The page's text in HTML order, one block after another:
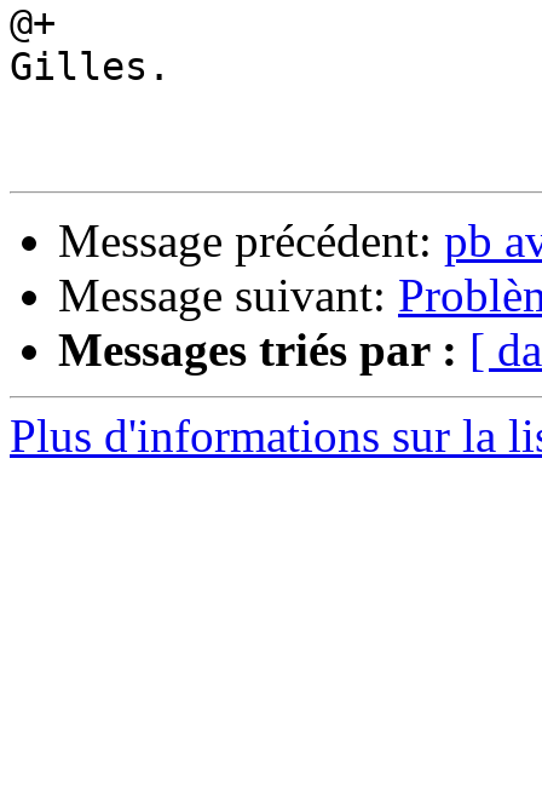
@+
Gilles.
Message précédent: pb
Message suivant:
Messages triés par : [
Plus d'informations sur la